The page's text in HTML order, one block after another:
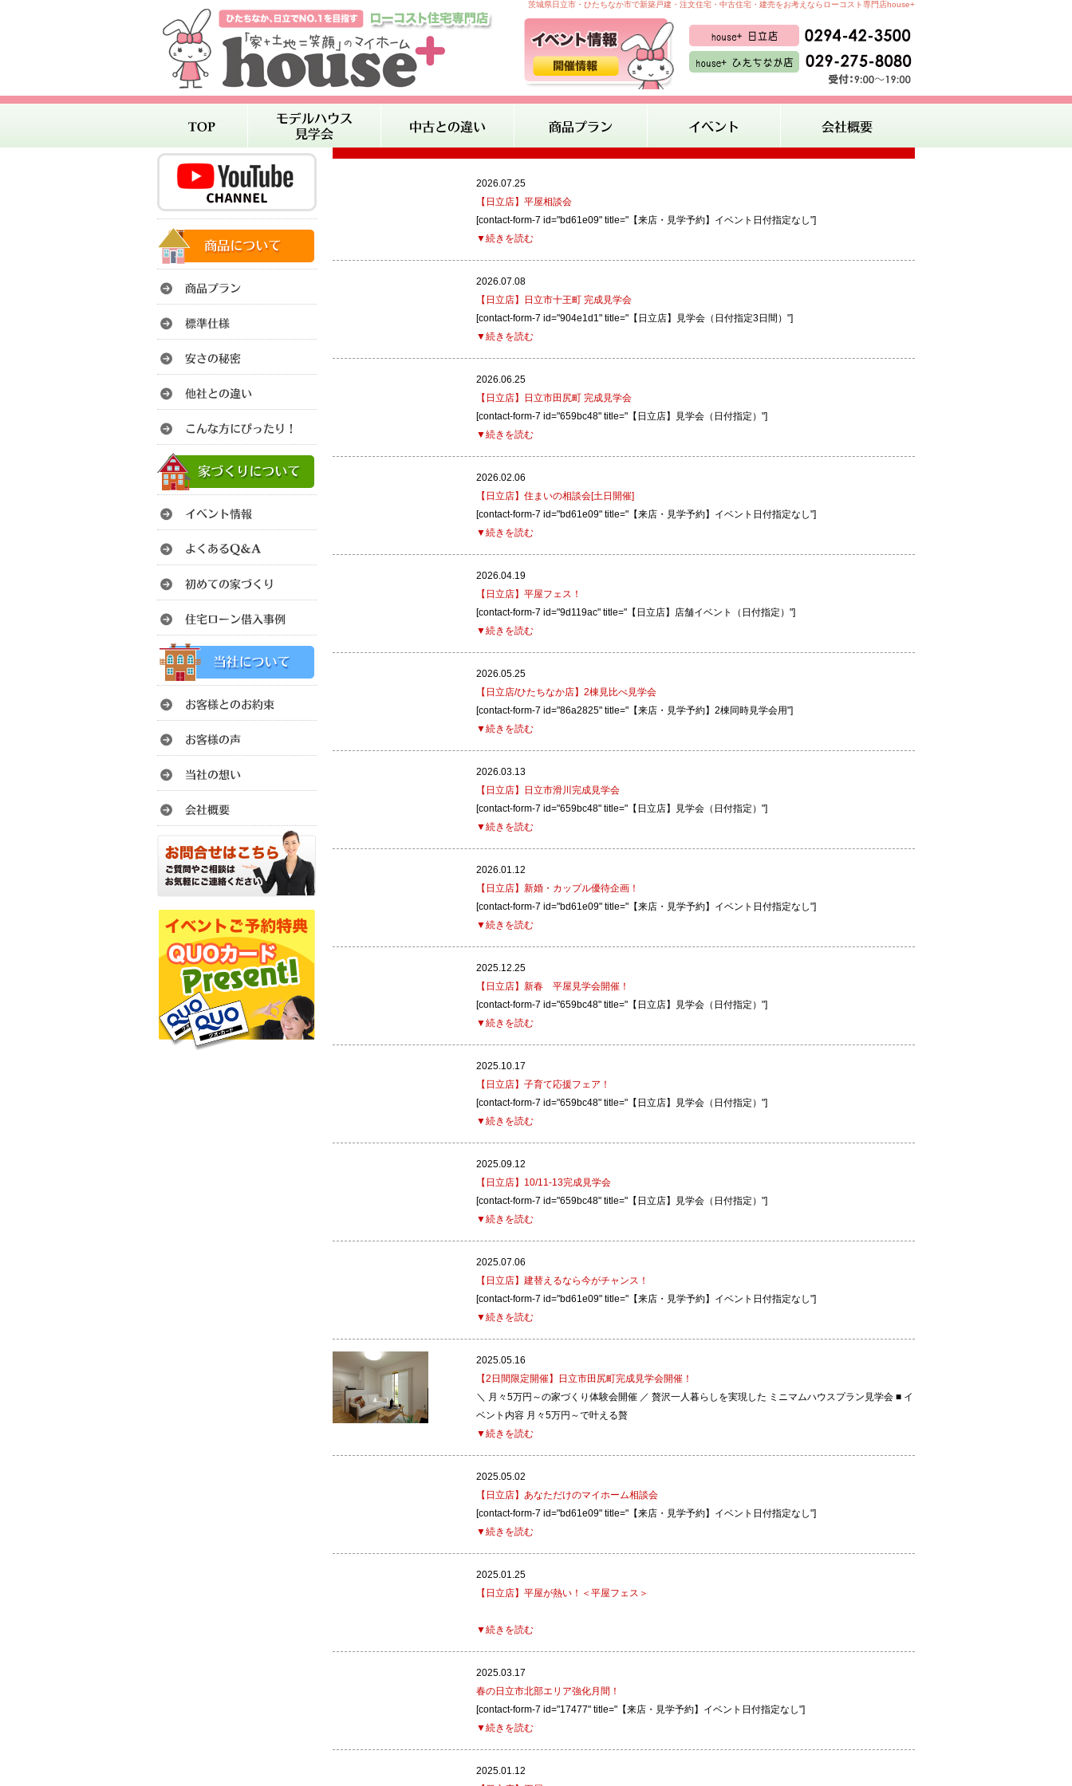
茨城県日立市・ひたちなか市で新築戸建・注文住宅・中古住宅・建売をお考えならローコスト専門店house+
2026.07.25
【日立店】平屋相談会
[contact-form-7 id="bd61e09" title="【来店・見学予約】イベント日付指定なし"]
▼続きを読む
2026.07.08
【日立店】日立市十王町 完成見学会
[contact-form-7 id="904e1d1" title="【日立店】見学会（日付指定3日間）"]
▼続きを読む
2026.06.25
【日立店】日立市田尻町 完成見学会
[contact-form-7 id="659bc48" title="【日立店】見学会（日付指定）"]
▼続きを読む
2026.02.06
【日立店】住まいの相談会[土日開催]
[contact-form-7 id="bd61e09" title="【来店・見学予約】イベント日付指定なし"]
▼続きを読む
2026.04.19
【日立店】平屋フェス！
[contact-form-7 id="9d119ac" title="【日立店】店舗イベント（日付指定）"]
▼続きを読む
2026.05.25
【日立店/ひたちなか店】2棟見比べ見学会
[contact-form-7 id="86a2825" title="【来店・見学予約】2棟同時見学会用"]
▼続きを読む
2026.03.13
【日立店】日立市滑川完成見学会
[contact-form-7 id="659bc48" title="【日立店】見学会（日付指定）"]
▼続きを読む
2026.01.12
【日立店】新婚・カップル優待企画！
[contact-form-7 id="bd61e09" title="【来店・見学予約】イベント日付指定なし"]
▼続きを読む
2025.12.25
【日立店】新春 平屋見学会開催！
[contact-form-7 id="659bc48" title="【日立店】見学会（日付指定）"]
▼続きを読む
2025.10.17
【日立店】子育て応援フェア！
[contact-form-7 id="659bc48" title="【日立店】見学会（日付指定）"]
▼続きを読む
2025.09.12
【日立店】10/11-13完成見学会
[contact-form-7 id="659bc48" title="【日立店】見学会（日付指定）"]
▼続きを読む
2025.07.06
【日立店】建替えるなら今がチャンス！
[contact-form-7 id="bd61e09" title="【来店・見学予約】イベント日付指定なし"]
▼続きを読む
2025.05.16
【2日間限定開催】日立市田尻町完成見学会開催！
＼ 月々5万円～の家づくり体験会開催 ／ 贅沢一人暮らしを実現した ミニマムハウスプラン見学会 ■ イ
ベント内容 月々5万円～で叶える贅
▼続きを読む
2025.05.02
【日立店】あなただけのマイホーム相談会
[contact-form-7 id="bd61e09" title="【来店・見学予約】イベント日付指定なし"]
▼続きを読む
2025.01.25
【日立店】平屋が熱い！＜平屋フェス＞
▼続きを読む
2025.03.17
春の日立市北部エリア強化月間！
[contact-form-7 id="17477" title="【来店・見学予約】イベント日付指定なし"]
▼続きを読む
2025.01.12